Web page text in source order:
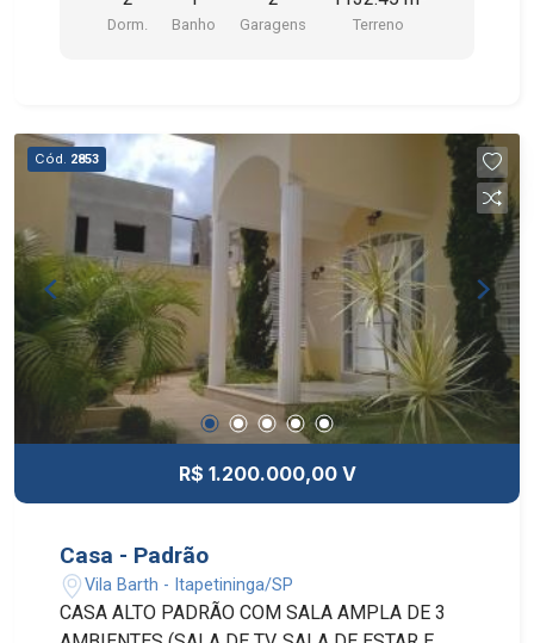
Dorm. Banho Garagens Terreno
Cód. 2853
R$ 1.200.000,00 V
Casa - Padrão
Vila Barth - Itapetininga/SP
CASA ALTO PADRÃO COM SALA AMPLA DE 3